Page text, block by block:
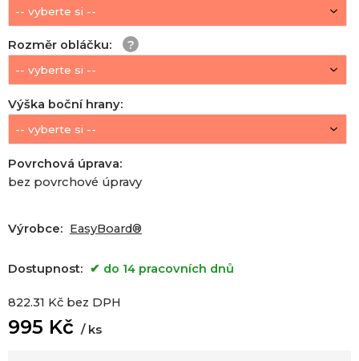
Rozměr obláčku:
Výška boční hrany:
Povrchová úprava:
bez povrchové úpravy
Výrobce: EasyBoard®
Dostupnost: do 14 pracovních dnů
822.31 Kč bez DPH
995 Kč ks